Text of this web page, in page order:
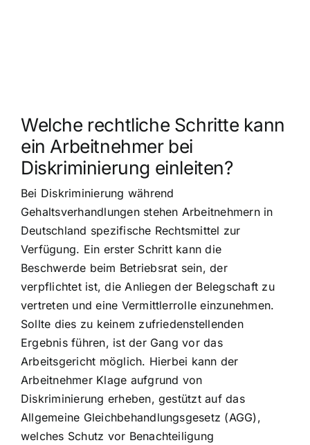
Welche rechtliche Schritte kann
ein Arbeitnehmer bei
Diskriminierung einleiten?
Bei Diskriminierung während
Gehaltsverhandlungen stehen Arbeitnehmern in
Deutschland spezifische Rechtsmittel zur
Verfügung. Ein erster Schritt kann die
Beschwerde beim Betriebsrat sein, der
verpflichtet ist, die Anliegen der Belegschaft zu
vertreten und eine Vermittlerrolle einzunehmen.
Sollte dies zu keinem zufriedenstellenden
Ergebnis führen, ist der Gang vor das
Arbeitsgericht möglich. Hierbei kann der
Arbeitnehmer Klage aufgrund von
Diskriminierung erheben, gestützt auf das
Allgemeine Gleichbehandlungsgesetz (AGG),
welches Schutz vor Benachteiligung